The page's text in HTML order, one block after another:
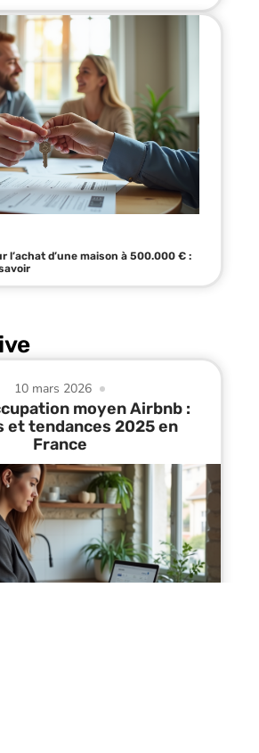
l’achat d’une maison à 500.000 € :
10 mars 2026
moyen Airbnb :
et tendances 2025 en
France